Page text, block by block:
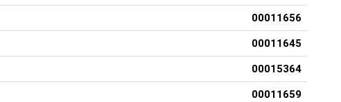
00011656
00011645
00015364
00011659